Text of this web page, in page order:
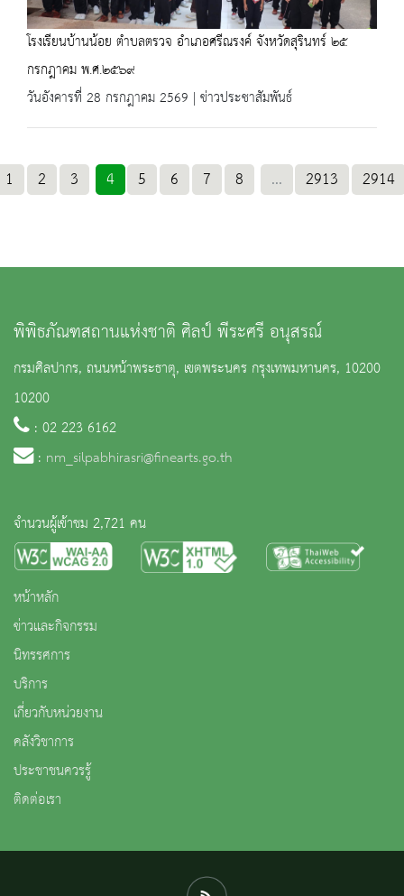
โรงเรียนบ้านน้อย ตำบลตรวจ อำเภอศรีณรงค์ จังหวัดสุรินทร์ ๒๕
กรกฎาคม พ.ศ.๒๕๖๙
วันอังคารที่ 28 กรกฎาคม 2569 | ข่าวประชาสัมพันธ์
1 2 3 4 5 6 7 8 ... 2913 2914
พิพิธภัณฑสถานแห่งชาติ ศิลป์ พีระศรี อนุสรณ์
กรมศิลปากร, ถนนหน้าพระธาตุ, เขตพระนคร กรุงเทพมหานคร, 10200
10200
: 02 223 6162
: nm_silpabhirasri@finearts.go.th
จำนวนผู้เข้าชม 2,721 คน
หน้าหลัก
ข่าวและกิจกรรม
นิทรรศการ
บริการ
เกี่ยวกับหน่วยงาน
คลังวิชาการ
ประชาชนควรรู้
ติดต่อเรา